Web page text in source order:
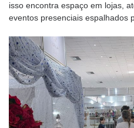
isso encontra espaço em lojas,
eventos presenciais espalhados